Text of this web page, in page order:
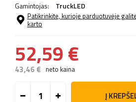
Gamintojas: TruckLED
Patikrinkite, kurioje parduotuvėje
karto
52,59 €
43,46 € neto kaina
Į